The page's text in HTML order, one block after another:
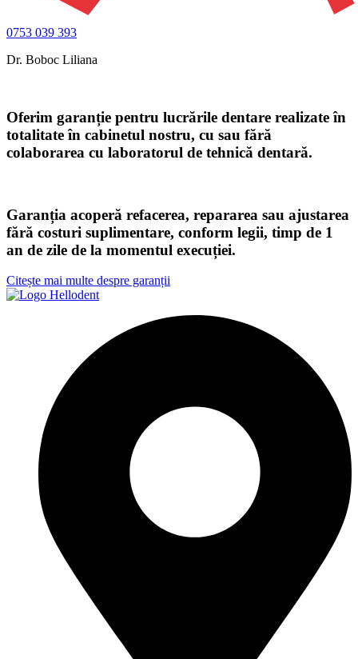
0753 039 393
Dr. Boboc Liliana
Oferim garanție pentru lucrările dentare realizate în
totalitate în cabinetul nostru, cu sau fără
colaborarea cu laboratorul de tehnică dentară.
Garanția acoperă refacerea, repararea sau ajustarea
fără costuri suplimentare, conform legii, timp de 1
an de zile de la momentul execuției.
Citește mai multe despre garanții